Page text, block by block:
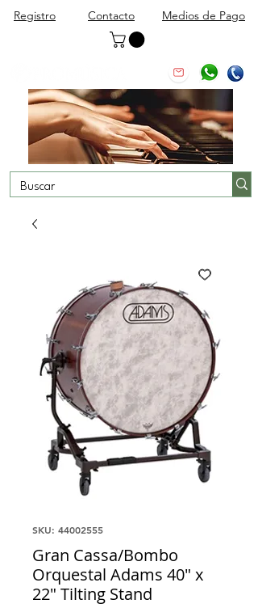
Registro Contacto Medios de Pago
SKU: 44002555
Gran Cassa/Bombo
Orquestal Adams 40" x
22" Tilting Stand